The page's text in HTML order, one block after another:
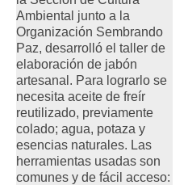
Ambiental junto a la
Organización Sembrando
Paz, desarrolló el taller de
elaboración de jabón
artesanal. Para lograrlo se
necesita aceite de freír
reutilizado, previamente
colado; agua, potaza y
esencias naturales. Las
herramientas usadas son
comunes y de fácil acceso: